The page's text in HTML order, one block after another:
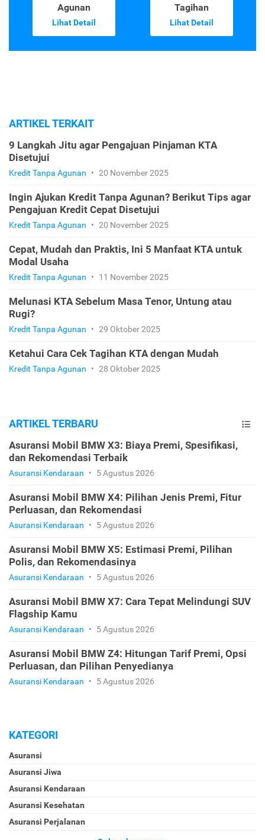
Agunan
Lihat Detail
Tagihan
Lihat Detail
ARTIKEL TERKAIT
9 Langkah Jitu agar Pengajuan Pinjaman KTA
Disetujui
Kredit Tanpa Agunan • 20 November 2025
Ingin Ajukan Kredit Tanpa Agunan? Berikut Tips agar
Pengajuan Kredit Cepat Disetujui
Kredit Tanpa Agunan • 20 November 2025
Cepat, Mudah dan Praktis, Ini 5 Manfaat KTA untuk
Modal Usaha
Kredit Tanpa Agunan • 11 November 2025
Melunasi KTA Sebelum Masa Tenor, Untung atau
Rugi?
Kredit Tanpa Agunan • 29 Oktober 2025
Ketahui Cara Cek Tagihan KTA dengan Mudah
Kredit Tanpa Agunan • 28 Oktober 2025
ARTIKEL TERBARU
Asuransi Mobil BMW X3: Biaya Premi, Spesifikasi,
dan Rekomendasi Terbaik
Asuransi Kendaraan • 5 Agustus 2026
Asuransi Mobil BMW X4: Pilihan Jenis Premi, Fitur
Perluasan, dan Rekomendasi
Asuransi Kendaraan • 5 Agustus 2026
Asuransi Mobil BMW X5: Estimasi Premi, Pilihan
Polis, dan Rekomendasinya
Asuransi Kendaraan • 5 Agustus 2026
Asuransi Mobil BMW X7: Cara Tepat Melindungi SUV
Flagship Kamu
Asuransi Kendaraan • 5 Agustus 2026
Asuransi Mobil BMW Z4: Hitungan Tarif Premi, Opsi
Perluasan, dan Pilihan Penyedianya
Asuransi Kendaraan • 5 Agustus 2026
KATEGORI
Asuransi
Asuransi Jiwa
Asuransi Kendaraan
Asuransi Kesehatan
Asuransi Perjalanan